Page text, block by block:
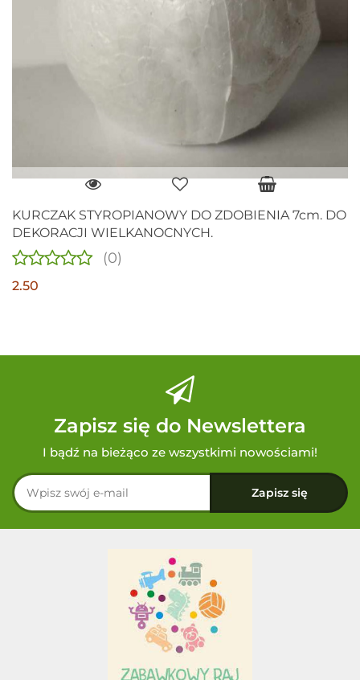
KURCZAK STYROPIANOWY DO ZDOBIENIA 7cm. DO
DEKORACJI WIELKANOCNYCH.
(0)
2.50
Zapisz się do Newslettera
I bądź na bieżąco ze wszystkimi nowościami!